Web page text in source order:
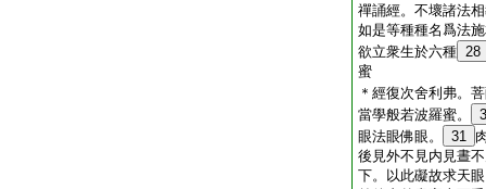
禪誦經。不壞諸法
如是等種種名爲法
欲立衆生於六種 28
蜜
＊ 經復次舍利弗。
當學般若波羅蜜。
眼法眼佛眼。
31
後見外不見内見晝
下。以此礙故求天